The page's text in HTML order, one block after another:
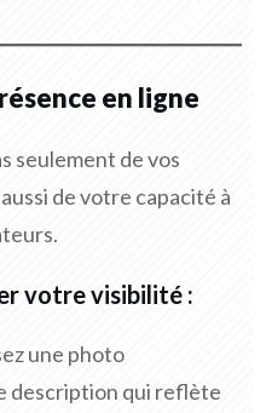
en ligne
seulement de vos
de votre capacité à
votre visibilité :
une photo
description qui reflète